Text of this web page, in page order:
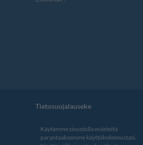
Tietosuojalauseke
Käytämme sivustolla evästeitä
parantaaksemme käyttökokemustasi.